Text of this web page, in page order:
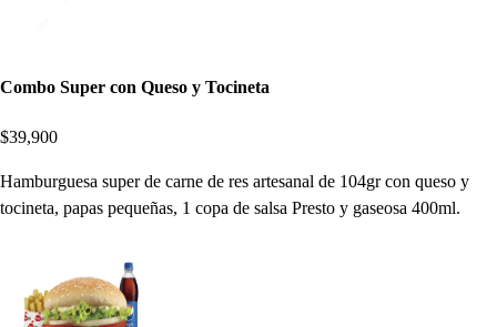
Combo Super con Queso y Tocineta
$39,900
Hamburguesa super de carne de res artesanal de 104gr con queso y
tocineta, papas pequeñas, 1 copa de salsa Presto y gaseosa 400ml.